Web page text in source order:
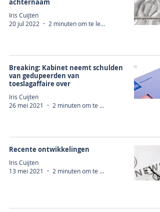
achternaam
Iris Cuijten
20 jul 2022
2 minuten om te lezen
Breaking: Kabinet neemt schulden
van gedupeerden van
toeslagaffaire over
Iris Cuijten
26 mei 2021
2 minuten om te lezen
Recente ontwikkelingen
Iris Cuijten
13 mei 2021
2 minuten om te lezen